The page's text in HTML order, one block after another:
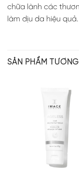
chữa lành các
làm dịu da hiệu quả.
SẢN PHẨM